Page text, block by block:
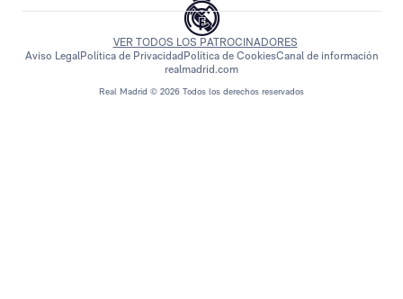
Real Madrid © 2026 Todos los derechos reservados
VER TODOS LOS PATROCINADORES
Aviso LegalPolítica de PrivacidadPolítica de CookiesCanal de información
realmadrid.com